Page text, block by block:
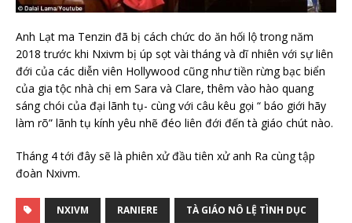
Anh Lạt ma Tenzin đã bị cách chức do ăn hối lộ trong năm
2018 trước khi Nxivm bị úp sọt vài tháng và dĩ nhiên với sự liên
đới của các diễn viên Hollywood cũng như tiền rừng bạc biển
của gia tộc nhà chị em Sara và Clare, thêm vào hào quang
sáng chói của đại lãnh tụ- cùng với câu kêu gọi “ báo giới hãy
làm rõ” lãnh tụ kính yêu nhẽ đéo liên đới đến tà giáo chút nào.
Tháng 4 tới đây sẽ là phiên xử đầu tiên xử anh Ra cùng tập
đoàn Nxivm.
NXIVM RANIERE TÀ GIÁO NÔ LỆ TÌNH DỤC